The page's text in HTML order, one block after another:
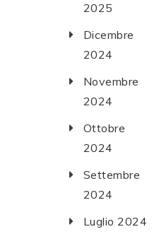
2025
Dicembre
2024
Novembre
2024
Ottobre
2024
Settembre
2024
Luglio 2024